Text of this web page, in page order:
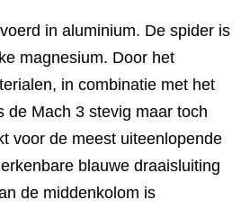
in aluminium. De spider is
magnesium. Door het
in combinatie met het
de Mach 3 stevig maar toch
voor de meest uiteenlopende
blauwe draaisluiting
de middenkolom is